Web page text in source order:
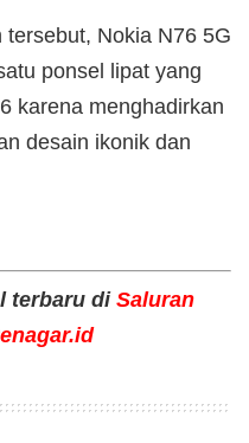
Nokia N76 5G
ponsel lipat yang
karena menghadirkan
desain ikonik dan
terbaru di Saluran